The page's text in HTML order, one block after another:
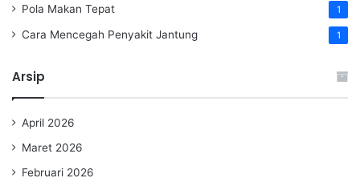
Pola Makan Tepat 1
Cara Mencegah Penyakit Jantung 1
Arsip
April 2026
Maret 2026
Februari 2026